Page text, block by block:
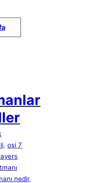
, osi 7
nedir